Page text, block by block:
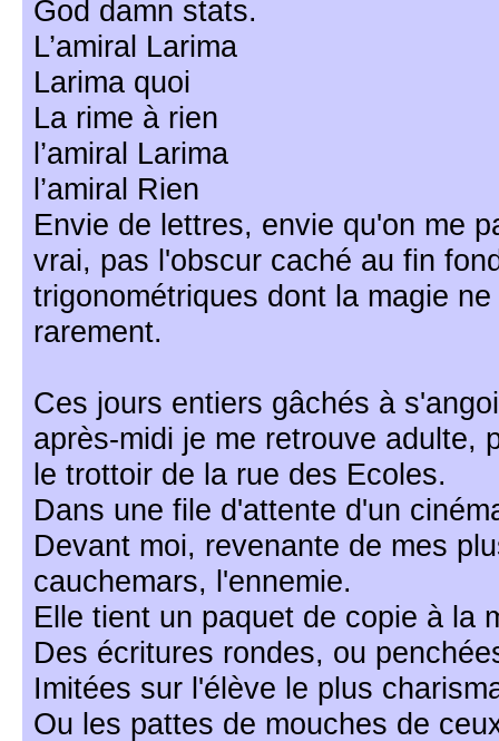
God damn stats.
L’amiral Larima
Larima quoi
La rime à rien
l’amiral Larima
l’amiral Rien
Envie de lettres, envie qu'on me
vrai, pas l'obscur caché au fin
trigonométriques dont la magie
rarement.
Ces jours entiers gâchés à
après-midi je me retrouve adulte,
le trottoir de la rue des Ecoles.
Dans une file d'attente d'un
Devant moi, revenante de mes
cauchemars, l'ennemie.
Elle tient un paquet de copie à la
Des écritures rondes, ou
Imitées sur l'élève le plus
Ou les pattes de mouches de